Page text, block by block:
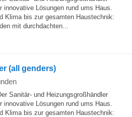
innovative Lösungen rund ums Haus.
Klima bis zur gesamten Haustechnik:
mit durchdachten...
(all genders)
Sanitär- und Heizungsgroßhändler
innovative Lösungen rund ums Haus.
Klima bis zur gesamten Haustechnik: